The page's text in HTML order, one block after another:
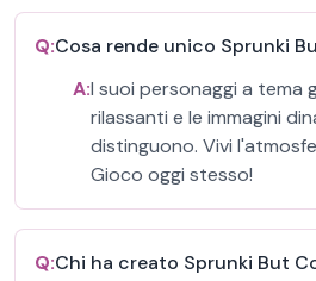
Q:Cosa rende unico Sprunki
A:I suoi personaggi a tema
rilassanti e le immagini
distinguono. Vivi
Gioco oggi stesso!
Q:Chi ha creato Sprunki But